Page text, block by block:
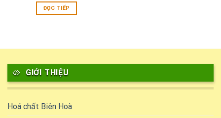
ĐỌC TIẾP
GIỚI THIỆU
Hoá chất Biên Hoà